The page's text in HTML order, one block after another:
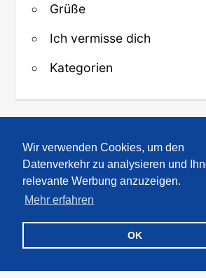
Wir verwenden Cookies, um den
Datenverkehr zu analysieren und
relevante Werbung anzuzeigen.
Mehr erfahren
OK
Grüße
Ich vermisse dich
Kategorien
↑ Zurück zum
Über uns·Kontakt·
© 2008-2026
·
für WhatsApp und